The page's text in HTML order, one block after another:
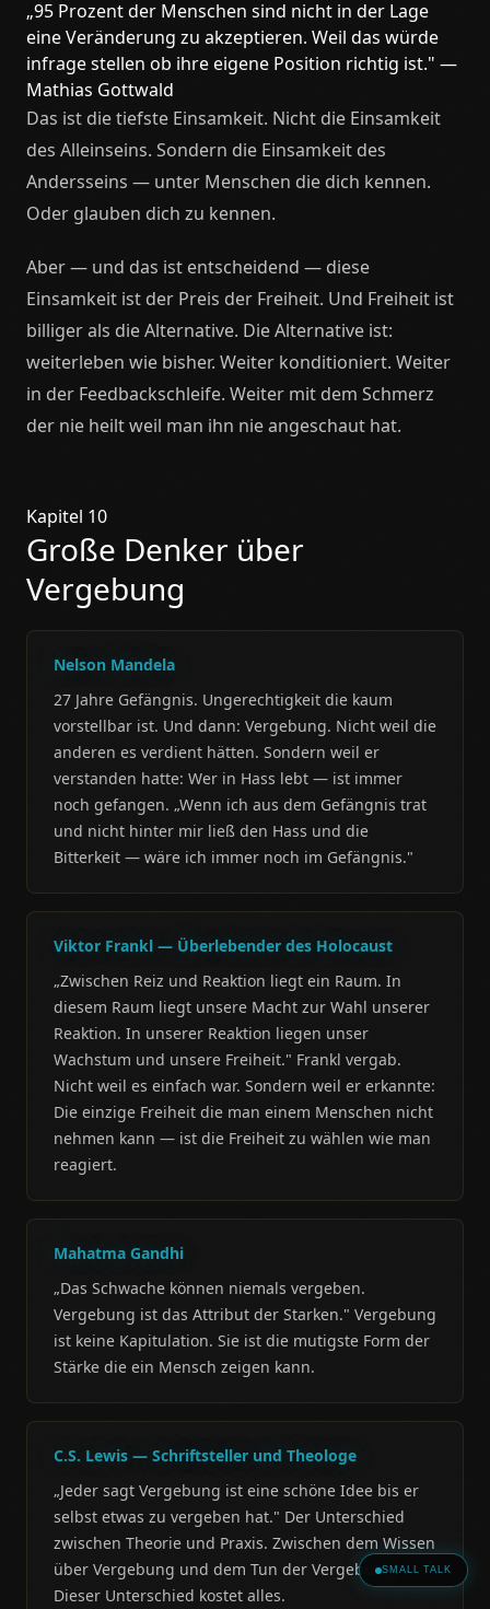
„95 Prozent der Menschen sind nicht in der Lage
eine Veränderung zu akzeptieren. Weil das würde
infrage stellen ob ihre eigene Position richtig ist." —
Mathias Gottwald
Das ist die tiefste Einsamkeit. Nicht die Einsamkeit
des Alleinseins. Sondern die Einsamkeit des
Andersseins — unter Menschen die dich kennen.
Oder glauben dich zu kennen.
Aber — und das ist entscheidend — diese
Einsamkeit ist der Preis der Freiheit. Und Freiheit ist
billiger als die Alternative. Die Alternative ist:
weiterleben wie bisher. Weiter konditioniert. Weiter
in der Feedbackschleife. Weiter mit dem Schmerz
der nie heilt weil man ihn nie angeschaut hat.
Kapitel 10
Große Denker über
Vergebung
Nelson Mandela
27 Jahre Gefängnis. Ungerechtigkeit die kaum
vorstellbar ist. Und dann: Vergebung. Nicht weil die
anderen es verdient hätten. Sondern weil er
verstanden hatte: Wer in Hass lebt — ist immer
noch gefangen. „Wenn ich aus dem Gefängnis trat
und nicht hinter mir ließ den Hass und die
Bitterkeit — wäre ich immer noch im Gefängnis."
Viktor Frankl — Überlebender des Holocaust
„Zwischen Reiz und Reaktion liegt ein Raum. In
diesem Raum liegt unsere Macht zur Wahl unserer
Reaktion. In unserer Reaktion liegen unser
Wachstum und unsere Freiheit." Frankl vergab.
Nicht weil es einfach war. Sondern weil er erkannte:
Die einzige Freiheit die man einem Menschen nicht
nehmen kann — ist die Freiheit zu wählen wie man
reagiert.
Mahatma Gandhi
„Das Schwache können niemals vergeben.
Vergebung ist das Attribut der Starken." Vergebung
ist keine Kapitulation. Sie ist die mutigste Form der
Stärke die ein Mensch zeigen kann.
C.S. Lewis — Schriftsteller und Theologe
„Jeder sagt Vergebung ist eine schöne Idee bis er
selbst etwas zu vergeben hat." Der Unterschied
zwischen Theorie und Praxis. Zwischen dem Wissen
über Vergebung und dem Tun der Vergebung.
Dieser Unterschied kostet alles.
SMALL TALK